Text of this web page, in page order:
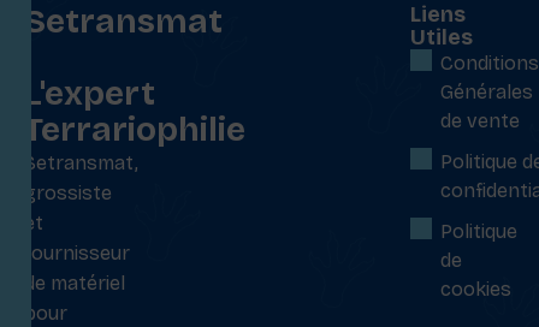
Setransmat
L'expert
Terrariophilie
Setransmat,
grossiste
et
fournisseur
de matériel
pour
Liens
Utiles
Conditions
Générales
de vente
Politique
Politique
de
cookies